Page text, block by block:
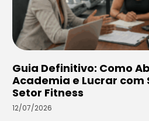
Guia Definitivo: Como
Academia e Lucrar com
Setor Fitness
12/07/2026